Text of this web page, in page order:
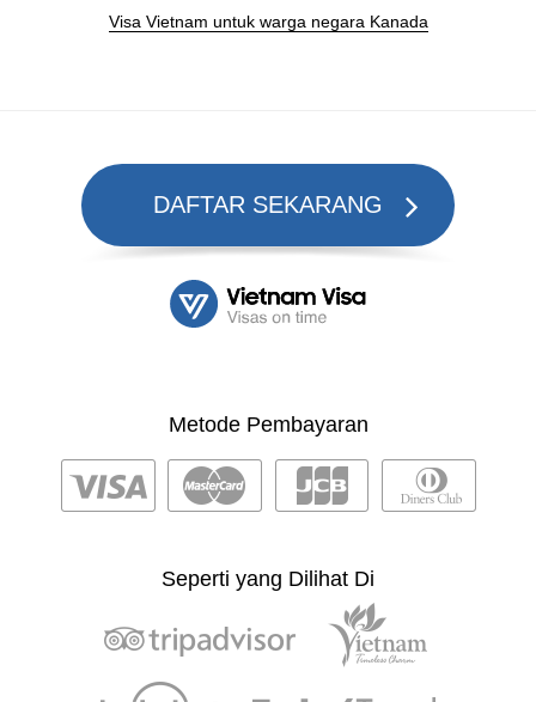
Visa Vietnam untuk warga negara Kanada
DAFTAR SEKARANG
Metode Pembayaran
Seperti yang Dilihat Di